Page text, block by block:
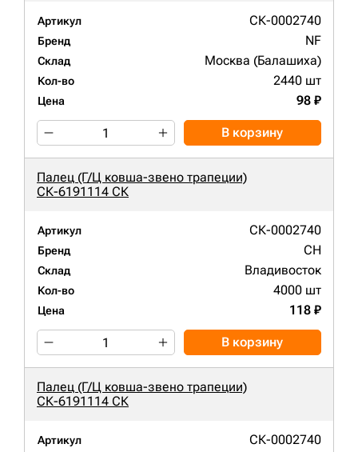
Артикул СК-0002740
Бренд NF
Склад Москва (Балашиха)
Кол-во 2440 шт
Цена 98 ₽
В корзину
Палец (Г/Ц ковша-звено трапеции)
СК-6191114 СК
Артикул СК-0002740
Бренд CH
Склад Владивосток
Кол-во 4000 шт
Цена 118 ₽
В корзину
Палец (Г/Ц ковша-звено трапеции)
СК-6191114 СК
Артикул СК-0002740